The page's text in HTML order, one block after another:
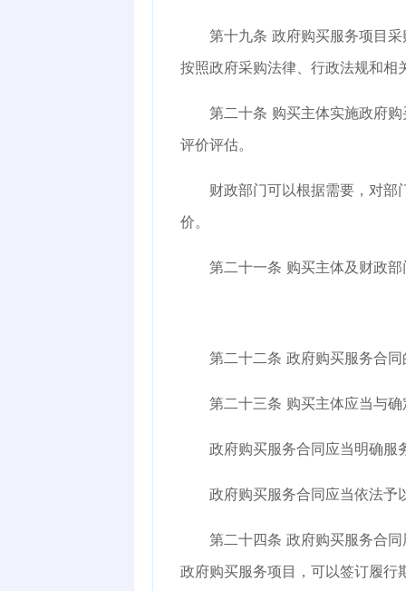
第十九条 政府购买服务项目
按照政府采购法律、行政法规和相
第二十条 购买主体实施政府
评价评估。
财政部门可以根据需要，对部门
价。
第二十一条 购买主体及财政
第二十二条 政府购买服务合
第二十三条 购买主体应当与
政府购买服务合同应当明确服务
政府购买服务合同应当依法予
第二十四条 政府购买服务合
政府购买服务项目，可以签订履